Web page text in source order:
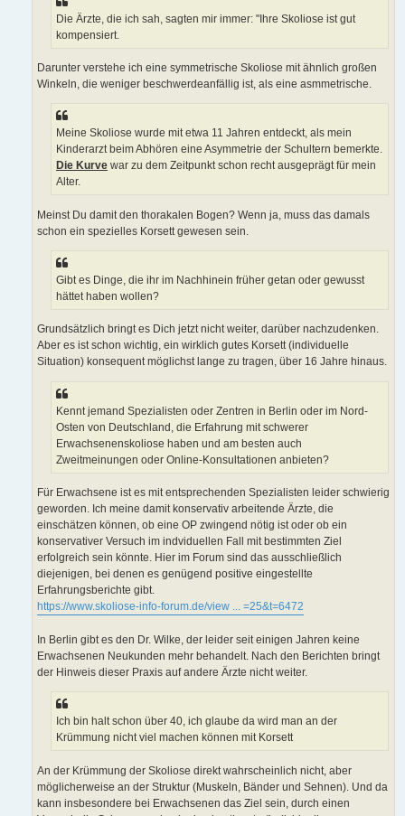
Die Ärzte, die ich sah, sagten mir immer: "Ihre Skoliose ist gut
kompensiert.
Darunter verstehe ich eine symmetrische Skoliose mit ähnlich großen
Winkeln, die weniger beschwerdeanfällig ist, als eine asmmetrische.
Meine Skoliose wurde mit etwa 11 Jahren entdeckt, als mein
Kinderarzt beim Abhören eine Asymmetrie der Schultern bemerkte.
Die Kurve war zu dem Zeitpunkt schon recht ausgeprägt für mein
Alter.
Meinst Du damit den thorakalen Bogen? Wenn ja, muss das damals
schon ein spezielles Korsett gewesen sein.
Gibt es Dinge, die ihr im Nachhinein früher getan oder gewusst
hättet haben wollen?
Grundsätzlich bringt es Dich jetzt nicht weiter, darüber nachzudenken.
Aber es ist schon wichtig, ein wirklich gutes Korsett (individuelle
Situation) konsequent möglichst lange zu tragen, über 16 Jahre hinaus.
Kennt jemand Spezialisten oder Zentren in Berlin oder im Nord-
Osten von Deutschland, die Erfahrung mit schwerer
Erwachsenenskoliose haben und am besten auch
Zweitmeinungen oder Online-Konsultationen anbieten?
Für Erwachsene ist es mit entsprechenden Spezialisten leider schwierig
geworden. Ich meine damit konservativ arbeitende Ärzte, die
einschätzen können, ob eine OP zwingend nötig ist oder ob ein
konservativer Versuch im indviduellen Fall mit bestimmten Ziel
erfolgreich sein könnte. Hier im Forum sind das ausschließlich
diejenigen, bei denen es genügend positive eingestellte
Erfahrungsberichte gibt.
https://www.skoliose-info-forum.de/view ... =25&t=6472
In Berlin gibt es den Dr. Wilke, der leider seit einigen Jahren keine
Erwachsenen Neukunden mehr behandelt. Nach den Berichten bringt
der Hinweis dieser Praxis auf andere Ärzte nicht weiter.
Ich bin halt schon über 40, ich glaube da wird man an der
Krümmung nicht viel machen können mit Korsett
An der Krümmung der Skoliose direkt wahrscheinlich nicht, aber
möglicherweise an der Struktur (Muskeln, Bänder und Sehnen). Und da
kann insbesondere bei Erwachsenen das Ziel sein, durch einen